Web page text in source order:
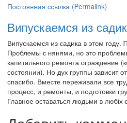
Постоянная ссылка (Permalink)
Випускаемся из
Випускаемся из садика в этом году.
Проблемы с нянями, но это
капитального ремонта ограждение
состоянии). Но дух группы зависит
спасибо. Вместе переживали все
процесс, и ремонты, и подготовки
Главное оставаться людьми в любіх